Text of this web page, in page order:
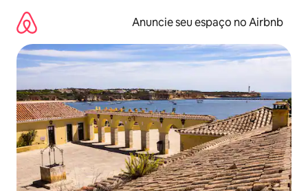
para
conteúdo
Anuncie seu espaço no Airbnb